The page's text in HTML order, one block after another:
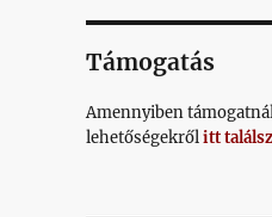
Támogatás
Amennyiben
lehetőségekrőlitt